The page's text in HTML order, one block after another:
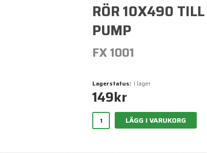
RÖR 10X490
PUMP
FX 1001
Lagerstatus: I lager
149kr
LÄGG I VARUKORG